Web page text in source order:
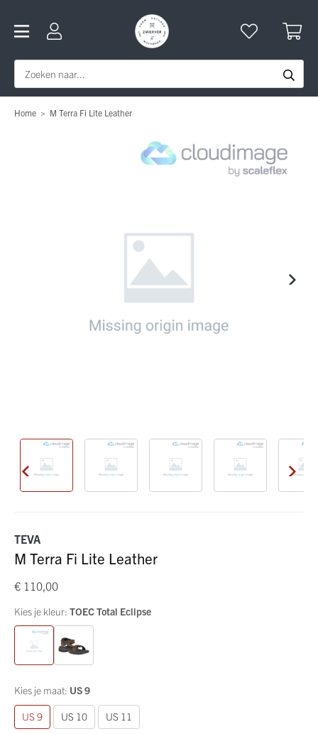
Home > M Terra Fi Lite Leather
TEVA
M Terra Fi Lite Leather
€ 110,00
Kies je kleur: TOEC Total Eclipse
Kies je maat: US 9
US 9 US 10 US 11